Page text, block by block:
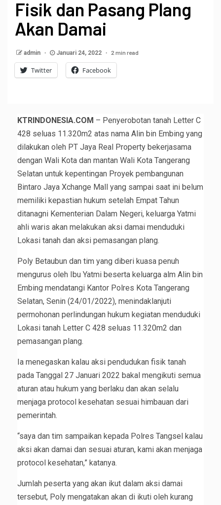
Fisik dan Pasang Plang
Akan Damai
admin Januari 24, 2022 2 min read
Twitter Facebook
KTRINDONESIA.COM – Penyerobotan tanah Letter C
428 seluas 11.320m2 atas nama Alin bin Embing yang
dilakukan oleh PT Jaya Real Property bekerjasama
dengan Wali Kota dan mantan Wali Kota Tangerang
Selatan untuk kepentingan Proyek pembangunan
Bintaro Jaya Xchange Mall yang sampai saat ini belum
memiliki kepastian hukum setelah Empat Tahun
ditanagni Kementerian Dalam Negeri, keluarga Yatmi
ahli waris akan melakukan aksi damai menduduki
Lokasi tanah dan aksi pemasangan plang.
Poly Betaubun dan tim yang diberi kuasa penuh
mengurus oleh Ibu Yatmi beserta keluarga alm Alin bin
Embing mendatangi Kantor Polres Kota Tangerang
Selatan, Senin (24/01/2022), menindaklanjuti
permohonan perlindungan hukum kegiatan menduduki
Lokasi tanah Letter C 428 seluas 11.320m2 dan
pemasangan plang.
Ia menegaskan kalau aksi pendudukan fisik tanah
pada Tanggal 27 Januari 2022 bakal mengikuti semua
aturan atau hukum yang berlaku dan akan selalu
menjaga protocol kesehatan sesuai himbauan dari
pemerintah.
“saya dan tim sampaikan kepada Polres Tangsel kalau
aksi akan damai dan sesuai aturan, kami akan menjaga
protocol kesehatan,” katanya.
Jumlah peserta yang akan ikut dalam aksi damai
tersebut, Poly mengatakan akan di ikuti oleh kurang